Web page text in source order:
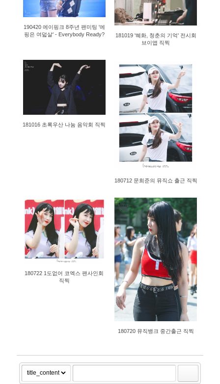
190420 에이핑크 8주년 팬미팅 '에
핑은 여덟살' - Everybody Ready?
181019 '혜화, 청춘의 기억' 전시회
브이앱 직찍
1821
181016 초록우산 나눔 음악회 직찍
1684
180712 문희준의 뮤직쇼 출근 직찍
1661
180722 1도없어 코엑스 팬사인회
직찍
2897
180720 뮤직뱅크 중간출근 직찍